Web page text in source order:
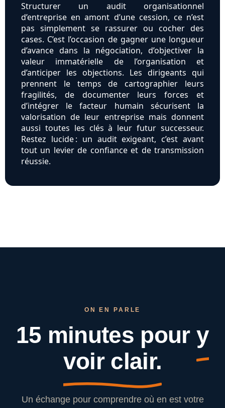
Structurer un audit organisationnel
d’entreprise en amont d’une cession, ce n’est
pas simplement se rassurer ou cocher des
cases. C’est l’occasion de gagner une longueur
d’avance dans la négociation, d’objectiver la
valeur immatérielle de l’organisation et
d’anticiper les objections. Les dirigeants qui
prennent le temps de cartographier leurs
fragilités, de documenter leurs forces et
d’intégrer le facteur humain sécurisent la
valorisation de leur entreprise mais donnent
aussi toutes les clés à leur futur successeur.
Restez lucide : un audit exigeant, c’est avant
tout un levier de confiance et de transmission
réussie.
ON EN PARLE
15 minutes pour y
voir clair.
Un échange pour comprendre où en est votre